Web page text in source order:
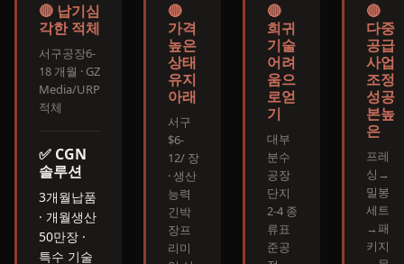
🔴 납기심
각한 적체
서구공장6-
18 개월 · GZ
Media/URP
적체
✅ CGN
솔루션
3개월납품
· 개월생산
50만장 ·
특수 기술
🔴
가격
높은
상태
유지
아래
서구
$6-
12/ 장
· 생산
능력
긴박
장프
리미
🔴
희귀
기술
어려
움으
로얻
기
대부
분수
공장
단지
2-4 종
류표
준공
🔴
다중
공급
사업
조정
성공
본높
은
프레
싱→
밀봉
세트
→패
키지